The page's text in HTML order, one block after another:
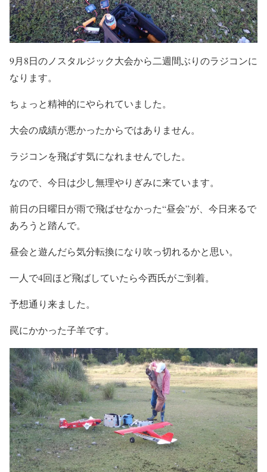
9月8日のノスタルジック大会から二週間ぶりのラジコンに
なります。
ちょっと精神的にやられていました。
大会の成績が悪かったからではありません。
ラジコンを飛ばす気になれませんでした。
なので、今日は少し無理やりぎみに来ています。
前日の日曜日が雨で飛ばせなかった“昼会”が、今日来るで
あろうと踏んで。
昼会と遊んだら気分転換になり吹っ切れるかと思い。
一人で4回ほど飛ばしていたら今西氏がご到着。
予想通り来ました。
罠にかかった子羊です。